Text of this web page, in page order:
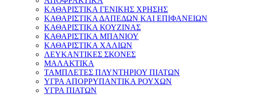
ΚΑΘΑΡΙΣΤΙΚΑ ΓΕΝΙΚΗΣ ΧΡΗΣΗΣ
ΚΑΘΑΡΙΣΤΙΚΑ ΔΑΠΕΔΩΝ ΚΑΙ ΕΠΙΦΑΝΕΙΩΝ
ΚΑΘΑΡΙΣΤΙΚΑ ΚΟΥΖΙΝΑΣ
ΚΑΘΑΡΙΣΤΙΚΑ ΜΠΑΝΙΟΥ
ΚΑΘΑΡΙΣΤΙΚΑ ΧΑΛΙΩΝ
ΛΕΥΚΑΝΤΙΚΕΣ ΣΚΟΝΕΣ
ΜΑΛΑΚΤΙΚΑ
ΤΑΜΠΛΕΤΕΣ ΠΛΥΝΤΗΡΙΟΥ ΠΙΑΤΩΝ
ΥΓΡΑ ΑΠΟΡΡΥΠΑΝΤΙΚΑ ΡΟΥΧΩΝ
ΥΓΡΑ ΠΙΑΤΩΝ